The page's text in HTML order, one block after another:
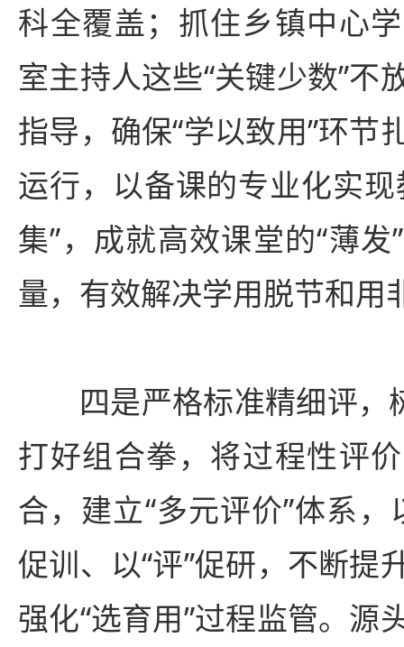
科全覆盖；抓住乡镇中心
室主持人这些“关键少数”不
指导，确保“学以致用”环节
运行，以备课的专业化实
集”，成就高效课堂的“薄
量，有效解决学用脱节和用
四是严格标准精细评，
打好组合拳，将过程性评
合，建立“多元评价”体系，
促训、以“评”促研，不断提
强化“选育用”过程监管。源